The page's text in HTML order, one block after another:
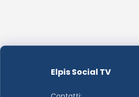
Elpis Social TV